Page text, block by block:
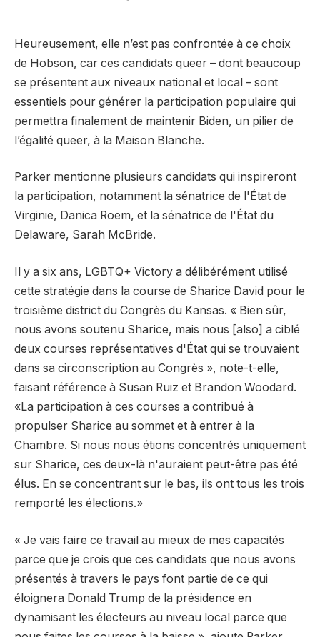
Heureusement, elle n’est pas confrontée à ce choix
de Hobson, car ces candidats queer – dont beaucoup
se présentent aux niveaux national et local – sont
essentiels pour générer la participation populaire qui
permettra finalement de maintenir Biden, un pilier de
l’égalité queer, à la Maison Blanche.
Parker mentionne plusieurs candidats qui inspireront
la participation, notamment la sénatrice de l'État de
Virginie, Danica Roem, et la sénatrice de l'État du
Delaware, Sarah McBride.
Il y a six ans, LGBTQ+ Victory a délibérément utilisé
cette stratégie dans la course de Sharice David pour le
troisième district du Congrès du Kansas. « Bien sûr,
nous avons soutenu Sharice, mais nous [also] a ciblé
deux courses représentatives d'État qui se trouvaient
dans sa circonscription au Congrès », note-t-elle,
faisant référence à Susan Ruiz et Brandon Woodard.
«La participation à ces courses a contribué à
propulser Sharice au sommet et à entrer à la
Chambre. Si nous nous étions concentrés uniquement
sur Sharice, ces deux-là n'auraient peut-être pas été
élus. En se concentrant sur le bas, ils ont tous les trois
remporté les élections.»
« Je vais faire ce travail au mieux de mes capacités
parce que je crois que ces candidats que nous avons
présentés à travers le pays font partie de ce qui
éloignera Donald Trump de la présidence en
dynamisant les électeurs au niveau local parce que